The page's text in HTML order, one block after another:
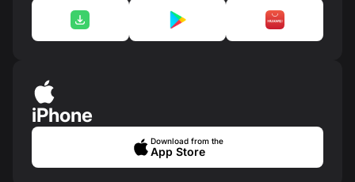
iPhone
Download from the
App Store